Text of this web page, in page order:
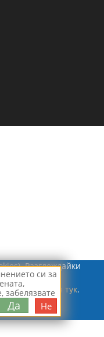
си за
забелязвате
Да Не
Солюшънс ЕООД
Разглеждайки
с
информация тук.